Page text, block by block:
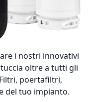
i nostri innovativi
oltre a tutti gli
poertafiltri,
del tuo impianto.